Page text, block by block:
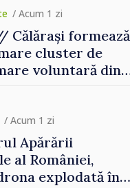
/ Acum 1 zi
Călărași formează
cluster de
voluntară din
/ Acum 1 zi
Apărării
al României,
explodată în